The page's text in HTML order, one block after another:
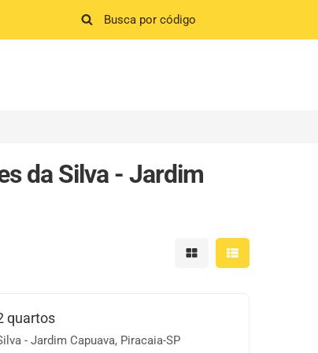
da Silva - Jardim
Mostrar resultados em
Mostrar
quartos
- Jardim Capuava, Piracaia-SP